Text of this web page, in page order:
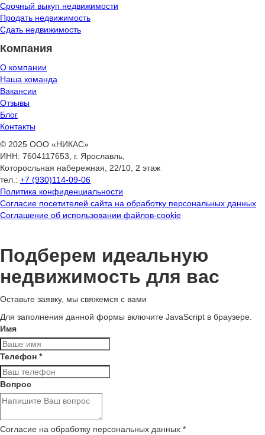
Срочный выкуп недвижимости
Продать недвижимость
Сдать недвижимость
Компания
О компании
Наша команда
Вакансии
Отзывы
Блог
Контакты
© 2025 ООО «НИКАС»
ИНН: 7604117653, г. Ярославль,
Которосльная набережная, 22/10, 2 этаж
тел.: +7 (930)114-09-06
Политика конфиденциальности
Согласие посетителей сайта на обработку персональных данных
Соглашение об использовании файлов-cookie
Подберем идеальную
недвижимость для вас
Оставьте заявку, мы свяжемся с вами
Для заполнения данной формы включите JavaScript в браузере.
Имя
Телефон *
Вопрос
Согласие на обработку персональных данных *